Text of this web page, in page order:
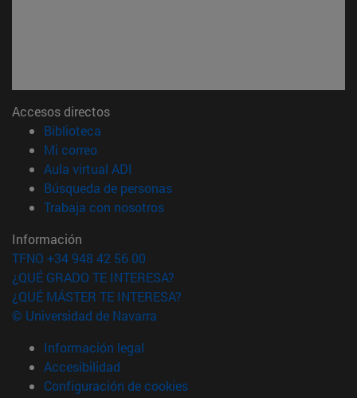
Accesos directos
Biblioteca
Mi correo(abre en nueva ventana)
Aula virtual ADI
Búsqueda de personas(abre en nueva ventana)
Trabaja con nosotros(abre en nueva ventana)
Información
TFNO +34 948 42 56 00
¿QUÉ GRADO TE INTERESA?
¿QUÉ MÁSTER TE INTERESA?
© Universidad de Navarra
Información legal
Accesibilidad
Configuración de cookies